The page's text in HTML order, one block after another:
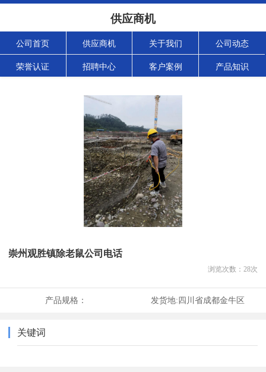
供应商机
公司首页 供应商机 关于我们 公司动态
荣誉认证 招聘中心 客户案例 产品知识
崇州观胜镇除老鼠公司电话
浏览次数： 28次
产品规格： 发货地:四川省成都金牛区
关键词